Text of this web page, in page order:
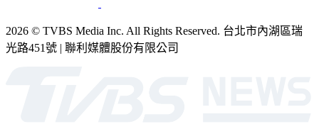
2026 © TVBS Media Inc. All Rights Reserved. 台北市內湖區瑞
光路451號 | 聯利媒體股份有限公司